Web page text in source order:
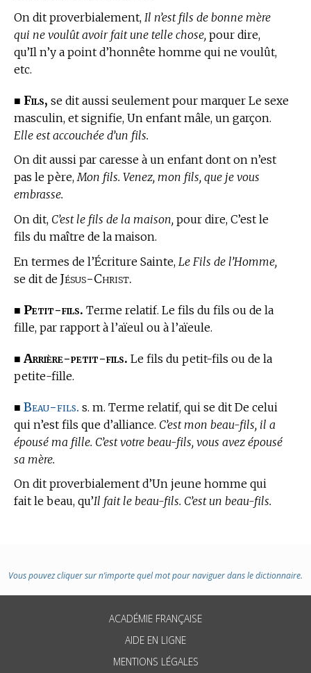
On dit proverbialement, Il n’est fils de bonne mère
qui ne voulût avoir fait une telle chose, pour dire,
qu’Il n’y a point d’honnête homme qui ne voulût,
etc.
■ Fils, se dit aussi seulement pour marquer Le sexe
masculin, et signifie, Un enfant mâle, un garçon.
Elle est accouchée d’un fils.
On dit aussi par caresse à un enfant dont on n’est
pas le père,Mon fils. Venez, mon fils, que je vous
embrasse.
On dit, C’est le fils de la maison, pour dire, C’est le
fils du maître de la maison.
En termes de l’Écriture Sainte, Le Fils de l’Homme,
se dit de Jésus-Christ.
■ Petit-fils. Terme relatif. Le fils du fils ou de la
fille, par rapport à l’aïeul ou à l’aïeule.
■ Arrière-petit-fils. Le fils du petit-fils ou de la
petite-fille.
■ Beau-fils. s. m. Terme relatif, qui se dit De celui
qui n’est fils que d’alliance. C’est mon beau-fils, il a
épousé ma fille. C’est votre beau-fils, vous avez épousé
sa mère.
On dit proverbialement d’Un jeune homme qui
fait le beau, qu’Il fait le beau-fils. C’est un beau-fils.
Vous pouvez cliquer sur n’importe quel mot pour naviguer dans le dictionnaire.
ACADÉMIE FRANÇAISE
AIDE EN LIGNE
MENTIONS LÉGALES